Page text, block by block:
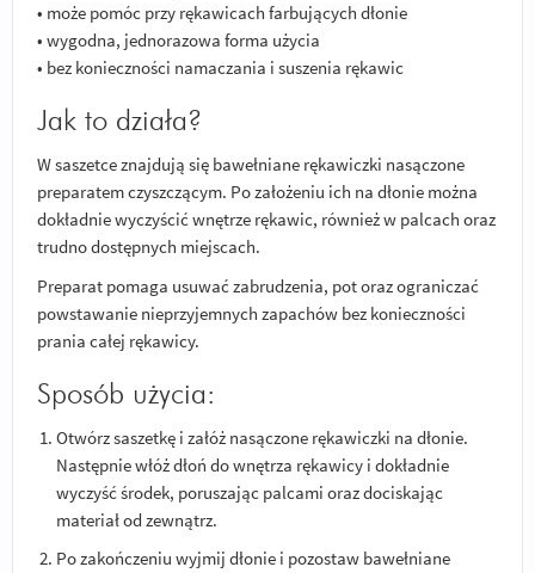
• może pomóc przy rękawicach farbujących dłonie
• wygodna, jednorazowa forma użycia
• bez konieczności namaczania i suszenia rękawic
Jak to działa?
W saszetce znajdują się bawełniane rękawiczki nasączone
preparatem czyszczącym. Po założeniu ich na dłonie można
dokładnie wyczyścić wnętrze rękawic, również w palcach oraz
trudno dostępnych miejscach.
Preparat pomaga usuwać zabrudzenia, pot oraz ograniczać
powstawanie nieprzyjemnych zapachów bez konieczności
prania całej rękawicy.
Sposób użycia:
Otwórz saszetkę i załóż nasączone rękawiczki na dłonie.
Następnie włóż dłoń do wnętrza rękawicy i dokładnie
wyczyść środek, poruszając palcami oraz dociskając
materiał od zewnątrz.
Po zakończeniu wyjmij dłonie i pozostaw bawełniane